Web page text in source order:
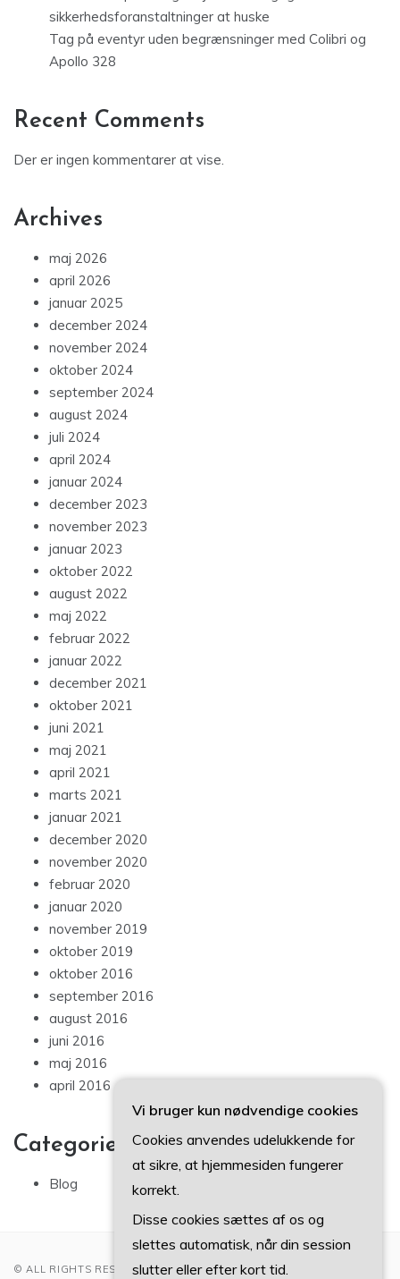
sikkerhedsforanstaltninger at huske
Tag på eventyr uden begrænsninger med Colibri og
Apollo 328
Recent Comments
Der er ingen kommentarer at vise.
Archives
maj 2026
april 2026
januar 2025
december 2024
november 2024
oktober 2024
september 2024
august 2024
juli 2024
april 2024
januar 2024
december 2023
november 2023
januar 2023
oktober 2022
august 2022
maj 2022
februar 2022
januar 2022
december 2021
oktober 2021
juni 2021
maj 2021
april 2021
marts 2021
januar 2021
december 2020
november 2020
februar 2020
januar 2020
november 2019
oktober 2019
oktober 2016
september 2016
august 2016
juni 2016
maj 2016
april 2016
Categories
Blog
© ALL RIGHTS RESERVED 2022
Vi bruger kun nødvendige cookies
Cookies anvendes udelukkende for
at sikre, at hjemmesiden fungerer
korrekt.
Disse cookies sættes af os og
slettes automatisk, når din session
slutter eller efter kort tid.